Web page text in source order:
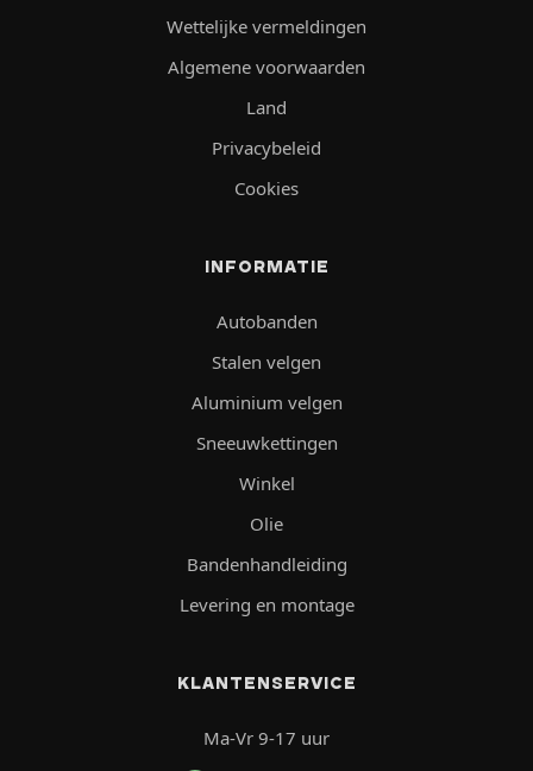
Wettelijke vermeldingen
Algemene voorwaarden
Land
Privacybeleid
Cookies
INFORMATIE
Autobanden
Stalen velgen
Aluminium velgen
Sneeuwkettingen
Winkel
Olie
Bandenhandleiding
Levering en montage
KLANTENSERVICE
Ma-Vr 9-17 uur